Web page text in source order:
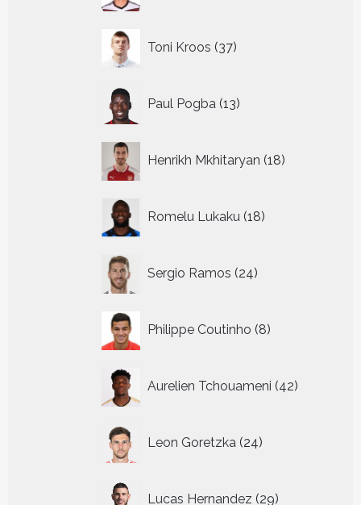
Toni Kroos 37
producten
Paul Pogba 13
producten
Henrikh Mkhitaryan 18
producten
Romelu Lukaku 18
producten
Sergio Ramos 24
producten
Philippe Coutinho 8
producten
Aurelien Tchouameni 42
producten
Leon Goretzka 24
producten
Lucas Hernandez 29